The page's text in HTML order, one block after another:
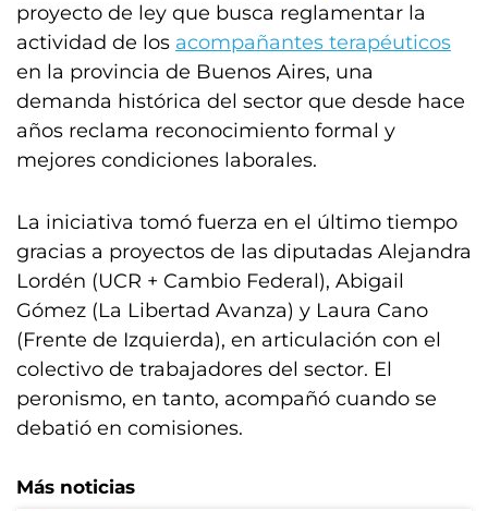
proyecto de ley que busca reglamentar la
actividad de los acompañantes terapéuticos
en la provincia de Buenos Aires, una
demanda histórica del sector que desde hace
años reclama reconocimiento formal y
mejores condiciones laborales.
La iniciativa tomó fuerza en el último tiempo
gracias a proyectos de las diputadas Alejandra
Lordén (UCR + Cambio Federal), Abigail
Gómez (La Libertad Avanza) y Laura Cano
(Frente de Izquierda), en articulación con el
colectivo de trabajadores del sector. El
peronismo, en tanto, acompañó cuando se
debatió en comisiones.
Más noticias